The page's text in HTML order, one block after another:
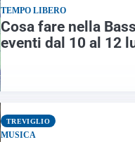
TEMPO LIBERO
Cosa fare nella
eventi dal 10 al 12
TREVIGLIO
MUSICA